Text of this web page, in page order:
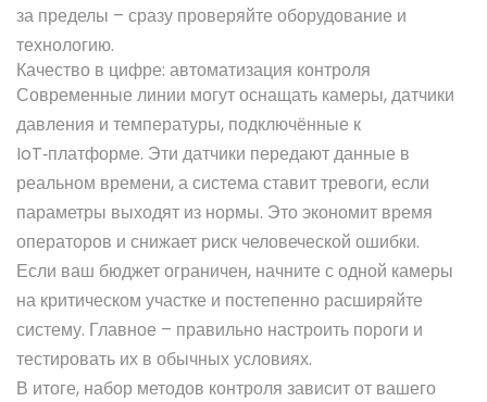
за пределы – сразу проверяйте оборудование и
технологию.
Качество в цифре: автоматизация контроля
Современные линии могут оснащать камеры, датчики
давления и температуры, подключённые к
IoT‑платформе. Эти датчики передают данные в
реальном времени, а система ставит тревоги, если
параметры выходят из нормы. Это экономит время
операторов и снижает риск человеческой ошибки.
Если ваш бюджет ограничен, начните с одной камеры
на критическом участке и постепенно расширяйте
систему. Главное – правильно настроить пороги и
тестировать их в обычных условиях.
В итоге, набор методов контроля зависит от вашего